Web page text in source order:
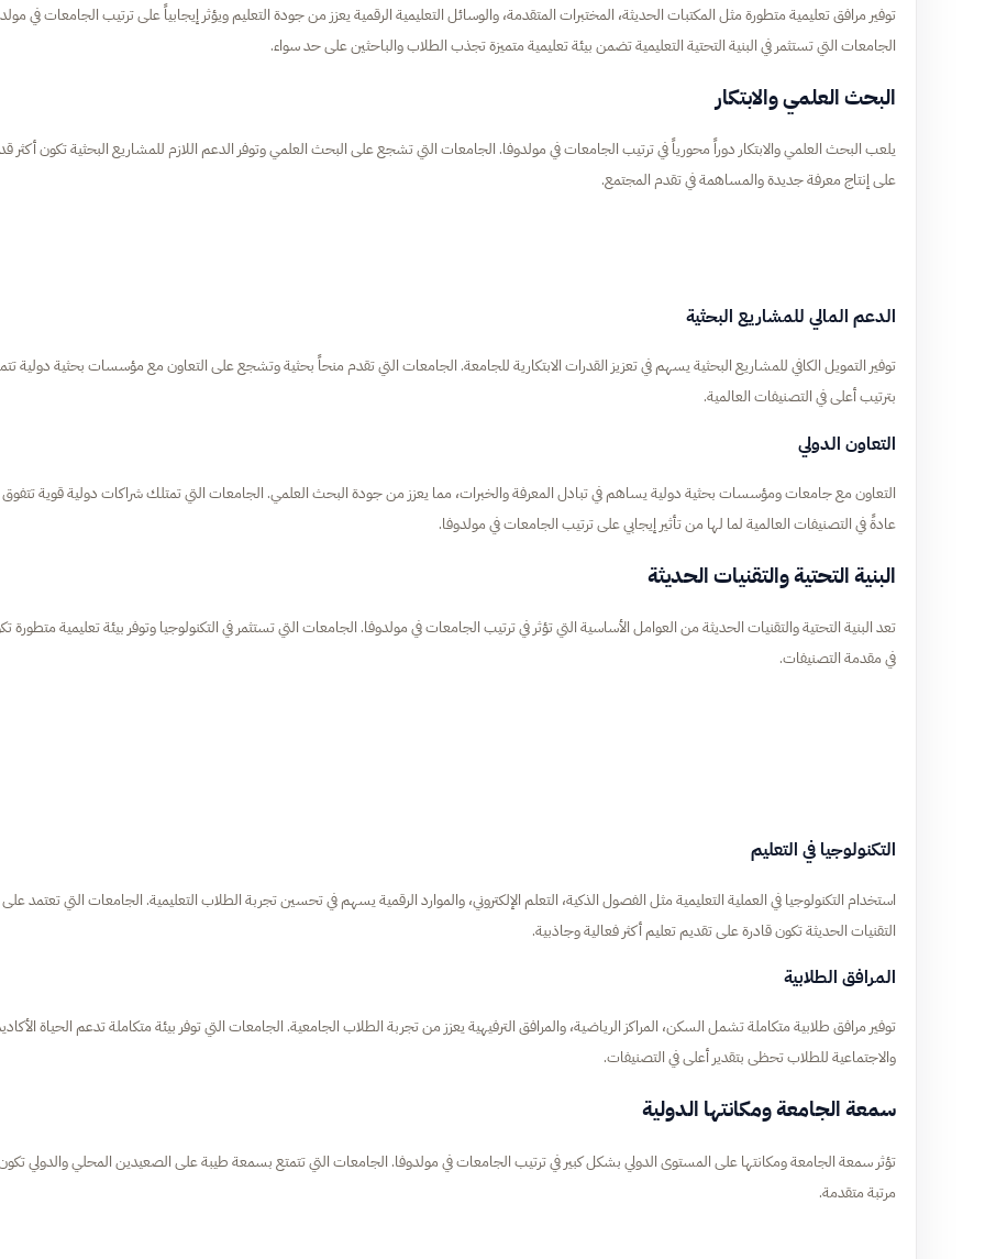
توفير مرافق تعليمية متطورة مثل المكتبات الحديثة، المختبرات المتقدمة، والوسائل التعليمية الرقمية يعزز من جودة التعليم ويؤثر إيجابياً على ترتيب الجامعات في
الجامعات التي تستثمر في البنية التحتية التعليمية تضمن بيئة تعليمية متميزة تجذب الطلاب والباحثين على حد سواء.
البحث العلمي والابتكار
يلعب البحث العلمي والابتكار دوراً محورياً في ترتيب الجامعات في مولدوفا. الجامعات التي تشجع على البحث العلمي وتوفر الدعم اللازم للمشاريع البحثية تكون أكثر
على إنتاج معرفة جديدة والمساهمة في تقدم المجتمع.
الدعم المالي للمشاريع البحثية
توفير التمويل الكافي للمشاريع البحثية يسهم في تعزيز القدرات الابتكارية للجامعة. الجامعات التي تقدم منحاً بحثية وتشجع على التعاون مع مؤسسات بحثية دولية
بترتيب أعلى في التصنيفات العالمية.
التعاون الدولي
التعاون مع جامعات ومؤسسات بحثية دولية يساهم في تبادل المعرفة والخبرات، مما يعزز من جودة البحث العلمي. الجامعات التي تمتلك شراكات دولية قوية تتفوق
عادةً في التصنيفات العالمية لما لها من تأثير إيجابي على ترتيب الجامعات في مولدوفا.
البنية التحتية والتقنيات الحديثة
تعد البنية التحتية والتقنيات الحديثة من العوامل الأساسية التي تؤثر في ترتيب الجامعات في مولدوفا. الجامعات التي تستثمر في التكنولوجيا وتوفر بيئة تعليمية متطورة
في مقدمة التصنيفات.
التكنولوجيا في التعليم
استخدام التكنولوجيا في العملية التعليمية مثل الفصول الذكية، التعلم الإلكتروني، والموارد الرقمية يسهم في تحسين تجربة الطلاب التعليمية. الجامعات التي تعتمد على
التقنيات الحديثة تكون قادرة على تقديم تعليم أكثر فعالية وجاذبية.
المرافق الطلابية
توفير مرافق طلابية متكاملة تشمل السكن، المراكز الرياضية، والمرافق الترفيهية يعزز من تجربة الطلاب الجامعية. الجامعات التي توفر بيئة متكاملة تدعم الحياة
والاجتماعية للطلاب تحظى بتقدير أعلى في التصنيفات.
سمعة الجامعة ومكانتها الدولية
تؤثر سمعة الجامعة ومكانتها على المستوى الدولي بشكل كبير في ترتيب الجامعات في مولدوفا. الجامعات التي تتمتع بسمعة طيبة على الصعيدين المحلي والدولي
مرتبة متقدمة.